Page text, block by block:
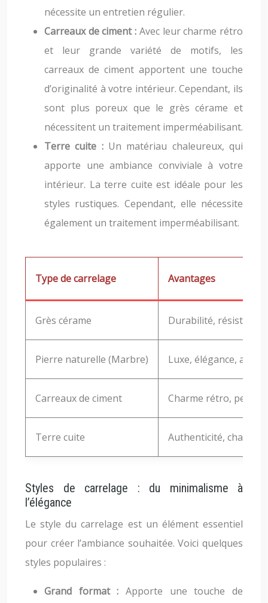
nécessite un entretien régulier.
Carreaux de ciment : Avec leur charme rétro
et leur grande variété de motifs, les
carreaux de ciment apportent une touche
d’originalité à votre intérieur. Cependant, ils
sont plus poreux que le grès cérame et
nécessitent un traitement imperméabilisant.
Terre cuite : Un matériau chaleureux, qui
apporte une ambiance conviviale à votre
intérieur. La terre cuite est idéale pour les
styles rustiques. Cependant, elle nécessite
également un traitement imperméabilisant.
Type de carrelage Avantages
Grès cérame Durabilité,
Pierre naturelle (Marbre) Luxe, élégance,
Carreaux de ciment Charme rétro,
Terre cuite Authenticité, chaleur
Styles de carrelage : du minimalisme à
l’élégance
Le style du carrelage est un élément essentiel
pour créer l’ambiance souhaitée. Voici quelques
styles populaires :
Grand format : Apporte une touche de